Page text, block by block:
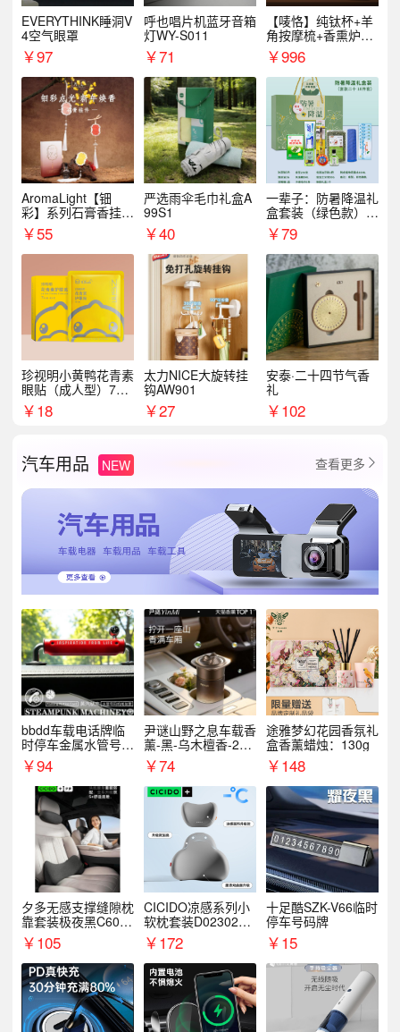
EVERYTHINK睡洞V
4空气眼罩
￥97
呼也唱片机蓝牙音箱
灯WY-S011
￥71
【唛恪】纯钛杯+羊
角按摩梳+香熏炉
+气垫梳
￥996
AromaLight【钿
彩】系列石膏香挂
（代发香味随机）
￥55
严选雨伞毛巾礼盒A
99S1
￥40
一辈子：防暑降温礼
盒套装（绿色款）支
持自由搭配
￥79
珍视明小黄鸭花青素
眼贴（成人型）7对/
盒
￥18
太力NICE大旋转挂
钩AW901
￥27
安泰·二十四节气香
礼
￥102
汽车用品 NEW 查看更多 
bbdd车载电话牌临
时停车金属水管号码
牌可隐藏创意趣味
￥94
尹谜山野之息车载香
薰-黑-乌木檀香-200
g￥74
途雅梦幻花园香氛礼
盒香薰蜡烛：130g
￥148
夕多无感支撑缝隙枕
靠套装极夜黑C6003
+C6004
￥105
CICIDO凉感系列小
软枕套装D023021+
D033031
￥172
十足酷SZK-V66临时
停车号码牌
￥15